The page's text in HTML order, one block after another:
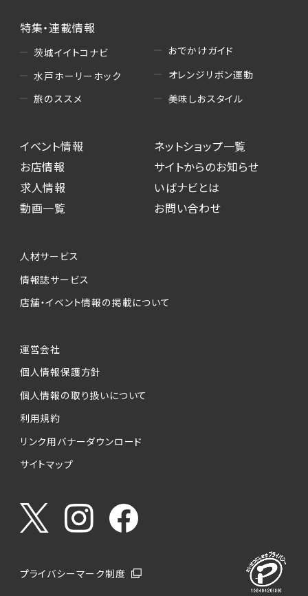
特集・連載情報
茨城イイトコナビ
水戸ホーリーホック
旅のススメ
おでかけガイド
オレンジリボン運動
美味しおスタイル
イベント情報
お店情報
求人情報
動画一覧
ネットショップ一覧
サイトからのお知らせ
いばナビとは
お問い合わせ
人材サービス
情報誌サービス
店舗・イベント情報の掲載について
運営会社
個人情報保護方針
個人情報の取り扱いについて
利用規約
リンク用バナーダウンロード
サイトマップ
プライバシーマーク制度